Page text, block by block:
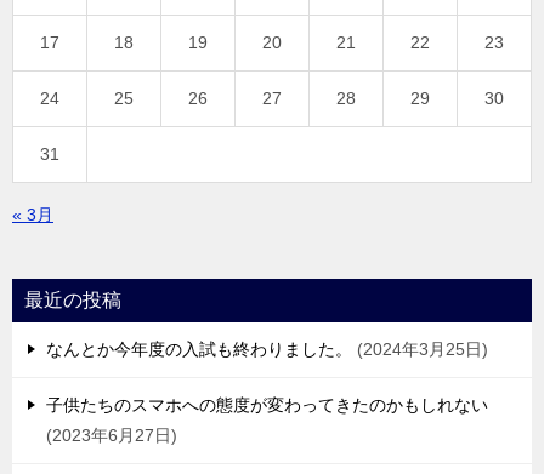
17 18 19 20 21 22 23
24 25 26 27 28 29 30
31
« 3月
最近の投稿
なんとか今年度の入試も終わりました。 2024年3月25日
子供たちのスマホへの態度が変わってきたのかもしれない
2023年6月27日